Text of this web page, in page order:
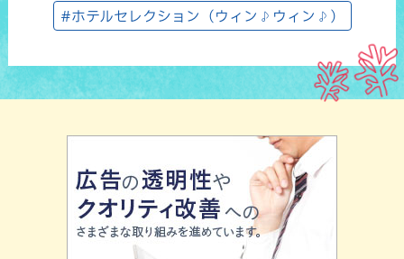
#ホテルセレクション（ウィン♪ウィン♪）